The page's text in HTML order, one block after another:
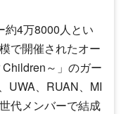
約4万8000人とい
で開催されたオー
～」のガー
UWA、RUAN、MI
代メンバーで結成